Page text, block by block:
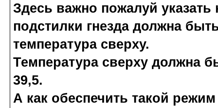
Здесь важно пожалуй указать
подстилки гнезда должна
температура сверху.
Температура сверху должна
39,5.
А как обеспечить такой